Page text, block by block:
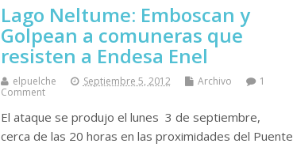
Lago Neltume: Emboscan y
Golpean a comuneras que
resisten a Endesa Enel
elpuelche Septiembre 5, 2012 Archivo
1
Comment
El ataque se produjo el lunes 3 de septiembre,
cerca de las 20 horas en las proximidades del Puente